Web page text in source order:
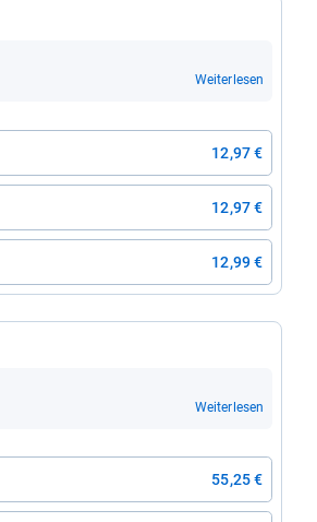
Weiterlesen
12,97 €
12,97 €
12,99 €
Weiterlesen
55,25 €